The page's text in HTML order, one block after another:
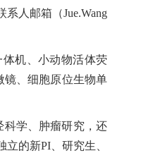
人邮箱（Jue.Wang
机、小动物活体荧
镜、细胞原位生物单
科学、肿瘤研究，还
的新PI、研究生、